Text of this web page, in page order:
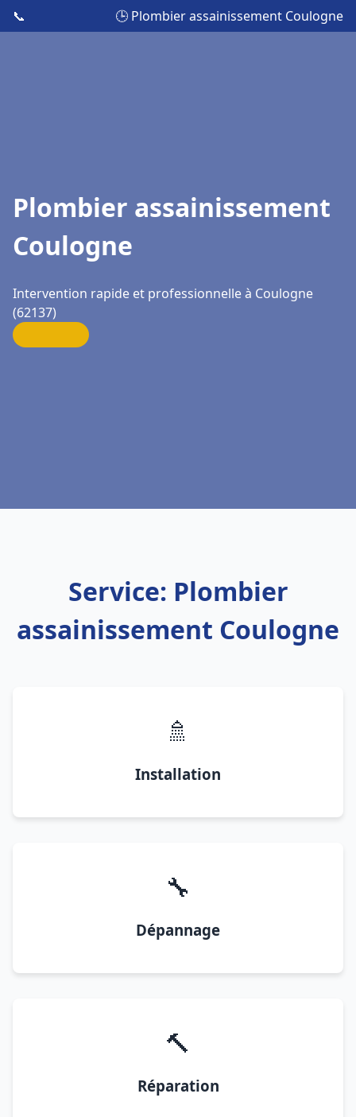
📞 🕒 Plombier assainissement Coulogne
Plombier assainissement
Coulogne
Intervention rapide et professionnelle à Coulogne
(62137)
Service: Plombier
assainissement Coulogne
🚿
Installation
🔧
Dépannage
🔨
Réparation